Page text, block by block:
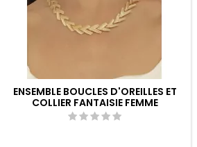
ENSEMBLE BOUCLES D'OREILLES ET
COLLIER FANTAISIE FEMME